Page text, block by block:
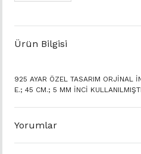
Ürün Bilgisi
925 AYAR ÖZEL TASARIM ORJİNAL
E.; 45 CM.; 5 MM İNCİ
Yorumlar